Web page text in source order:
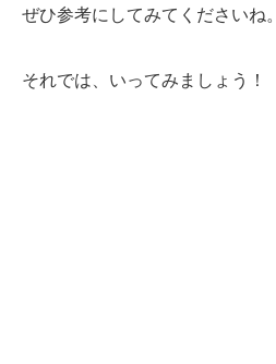
ぜひ参考にしてみてくださいね。
それでは、いってみましょう！